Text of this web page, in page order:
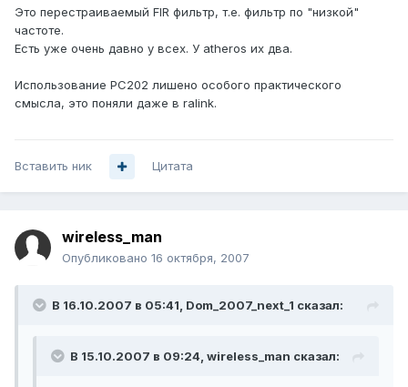
Это перестраиваемый FIR фильтр, т.е. фильтр по "низкой"
частоте.
Есть уже очень давно у всех. У atheros их два.
Использование PC202 лишено особого практического
смысла, это поняли даже в ralink.
Вставить ник Цитата
wireless_man
Опубликовано 16 октября, 2007
В 16.10.2007 в 05:41, Dom_2007_next_1 сказал:
В 15.10.2007 в 09:24, wireless_man сказал: